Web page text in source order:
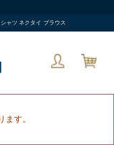
ャツ ネクタイ ブラウス
す。